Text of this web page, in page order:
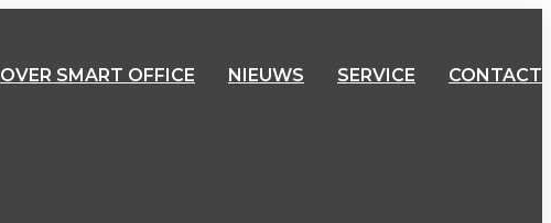
OVER SMART OFFICE NIEUWS SERVICE CONTACT